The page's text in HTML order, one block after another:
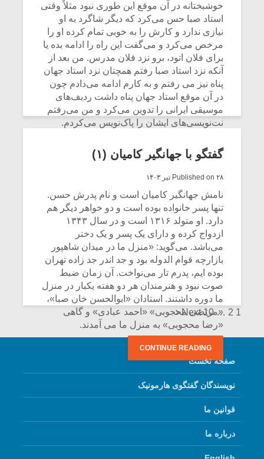
روزگار دو شاعر جریان داشته، اما این همانندی،
نزدیکی این دو به یکدیگر را بیشتر کرده‌است.
CONTINUE READING
خوشبختانه در آن موقع این طوری نبود مثلاً وقتی
استاد صبا حس می‌کرد که دیگر شاگرد به او
نیازی ندارد و کارش را به خوبی تمام کرده او را
مرخص می‌کرد و می‌گفت این راه را ادامه بده یا
برای فلان اتود، برو نزد فلان مدرس. من بعد از
آنکه نزد استاد صبا رفتم همچنان نزد استاد جهان
پناه نیز می رفتم و به کارم ادامه می‌دادم چون
در آن موقع استاد جهان پناه داشت ردیف‌های
موسیقی ایرانی را تدوین می‌کرد و من می‌رفتم
نت‌نویسی‌های ایشان را پاک‌نویس می‌کردم.
CONTINUE READING
گفتگو با جهانگیر کامیان (۱)
Published on ۲۸ تیر ۱۴۰۳
نامش جهانگیر کامیان است و نام پدرش حسن.
تنها پسر خانواده بوده است و دو خواهر دیگر هم
دارد. او متولد ۱۳۱۶ است و در سال ۱۳۴۳
ازدواج کرده و دارای یک پسر و یک دختر
می‌باشد. می‌گوید: «منزل ما در میدان شاهپور
بازارچه قوام الدوله بود و جد اندر جد زاده تهران
بوده ایم، پدرم تار می‌نواخت. آن زمان ضبط
صوت نبود و هنرمندان هر دو هفته یکبار در منزل
ما دوره داشتند. استادان «ابوالحسن خان صبا»،
«مرتضی محجوبی» «احمد عبادی» و گاهی
«رضا محجوبی» به منزل ما می آمدند.
CONTINUE READING
Posts
navigation
1
2
…
10
Next
صفحه نخست
نویسندگان گفتگوی هارمونیک
قوانین ما
درباره ما